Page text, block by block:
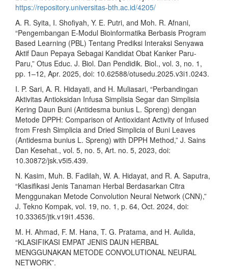
https://repository.universitas-bth.ac.id/4205/
A. R. Syita, I. Shofiyah, Y. E. Putri, and Moh. R. Afnani,
“Pengembangan E-Modul Bioinformatika Berbasis Program
Based Learning (PBL) Tentang Prediksi Interaksi Senyawa
Aktif Daun Pepaya Sebagai Kandidat Obat Kanker Paru-
Paru,” Otus Educ. J. Biol. Dan Pendidik. Biol., vol. 3, no. 1,
pp. 1–12, Apr. 2025, doi: 10.62588/otusedu.2025.v3i1.0243.
I. P. Sari, A. R. Hidayati, and H. Muliasari, “Perbandingan
Aktivitas Antioksidan Infusa Simplisia Segar dan Simplisia
Kering Daun Buni (Antidesma bunius L. Spreng) dengan
Metode DPPH: Comparison of Antioxidant Activity of Infused
from Fresh Simplicia and Dried Simplicia of Buni Leaves
(Antidesma bunius L. Spreng) with DPPH Method,” J. Sains
Dan Kesehat., vol. 5, no. 5, Art. no. 5, 2023, doi:
10.30872/jsk.v5i5.439.
N. Kasim, Muh. B. Fadilah, W. A. Hidayat, and R. A. Saputra,
“Klasifikasi Jenis Tanaman Herbal Berdasarkan Citra
Menggunakan Metode Convolution Neural Network (CNN),”
J. Tekno Kompak, vol. 19, no. 1, p. 64, Oct. 2024, doi:
10.33365/jtk.v19i1.4536.
M. H. Ahmad, F. M. Hana, T. G. Pratama, and H. Aulida,
“KLASIFIKASI EMPAT JENIS DAUN HERBAL
MENGGUNAKAN METODE CONVOLUTIONAL NEURAL
NETWORK”.